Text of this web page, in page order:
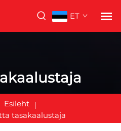
ET
Esileht
tasakaalustaja